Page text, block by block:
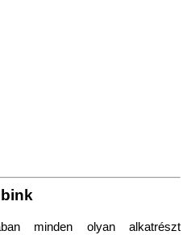
minden olyan alkatrészt